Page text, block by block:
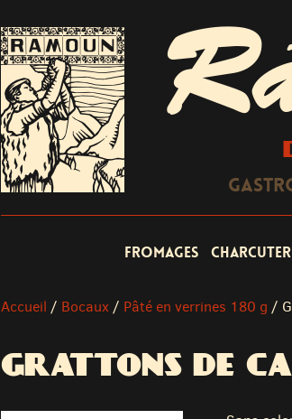
Fromages
Accueil / Bocaux / Pâté en verrines 180 g /
GRATTONS DE